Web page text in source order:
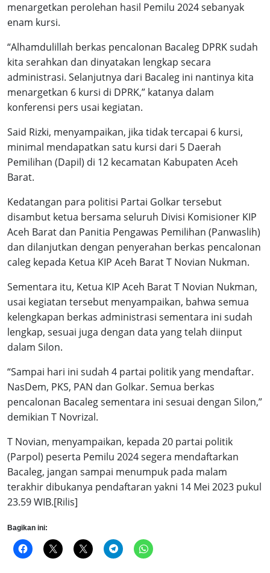
menargetkan perolehan hasil Pemilu 2024 sebanyak
enam kursi.
“Alhamdulillah berkas pencalonan Bacaleg DPRK sudah
kita serahkan dan dinyatakan lengkap secara
administrasi. Selanjutnya dari Bacaleg ini nantinya kita
menargetkan 6 kursi di DPRK,” katanya dalam
konferensi pers usai kegiatan.
Said Rizki, menyampaikan, jika tidak tercapai 6 kursi,
minimal mendapatkan satu kursi dari 5 Daerah
Pemilihan (Dapil) di 12 kecamatan Kabupaten Aceh
Barat.
Kedatangan para politisi Partai Golkar tersebut
disambut ketua bersama seluruh Divisi Komisioner KIP
Aceh Barat dan Panitia Pengawas Pemilihan (Panwaslih)
dan dilanjutkan dengan penyerahan berkas pencalonan
caleg kepada Ketua KIP Aceh Barat T Novian Nukman.
Sementara itu, Ketua KIP Aceh Barat T Novian Nukman,
usai kegiatan tersebut menyampaikan, bahwa semua
kelengkapan berkas administrasi sementara ini sudah
lengkap, sesuai juga dengan data yang telah diinput
dalam Silon.
“Sampai hari ini sudah 4 partai politik yang mendaftar.
NasDem, PKS, PAN dan Golkar. Semua berkas
pencalonan Bacaleg sementara ini sesuai dengan Silon,”
demikian T Novrizal.
T Novian, menyampaikan, kepada 20 partai politik
(Parpol) peserta Pemilu 2024 segera mendaftarkan
Bacaleg, jangan sampai menumpuk pada malam
terakhir dibukanya pendaftaran yakni 14 Mei 2023 pukul
23.59 WIB.[Rilis]
Bagikan ini: